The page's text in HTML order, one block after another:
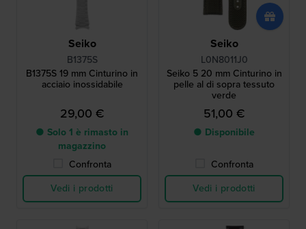
Seiko
B1375S
B1375S 19 mm Cinturino in
acciaio inossidabile
29,00 €
● Solo 1 è rimasto in
magazzino
Confronta
Vedi i prodotti
Seiko
L0N8011J0
Seiko 5 20 mm Cinturino in
pelle al di sopra tessuto
verde
51,00 €
● Disponibile
Confronta
Vedi i prodotti